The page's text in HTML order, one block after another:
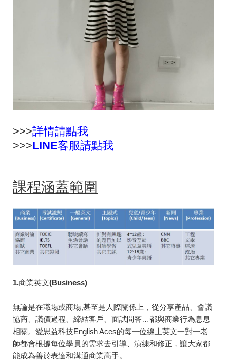
>>>詳情請點我
>>>LINE客服請點我
課程涵蓋範圍
1.商業英文(Business)
無論是在職場或商場,甚至是人際關係上 ， 從分享產品、會議
協商
議價過程、締結客戶、面試問答…都與商業行為息息
相關。 愛思益科技English Aces的每一位線上英文一對一老
師都會根據每位學員的需求去引導、演練和修正 ， 讓大家都
能成為善於表達和溝通商業高手。